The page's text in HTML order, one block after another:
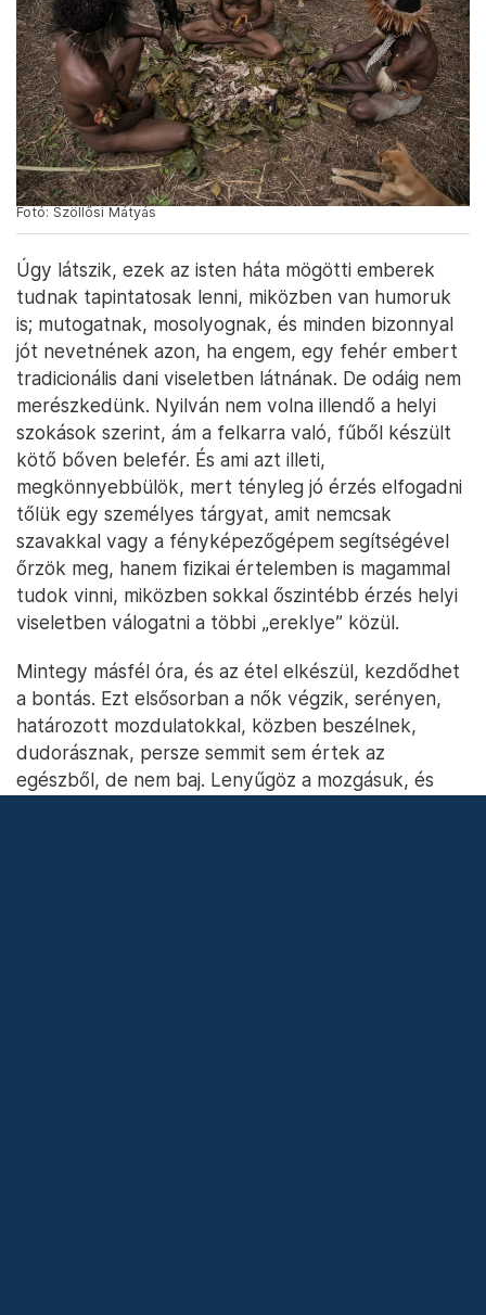
kezében van egy, a hagyományos dani viselethez
tartozó felkarkötő, amit minden bizonnyal szeretne
rám adni. A következő gondolatom érthetően az,
hogy talán a gatyámtól is meg kell szabadulnom
mindjárt, merthogy a pénisztokot is rám akarják
húzni, de szerencsére ilyen nem történik végül.
Fotó: Szöllősi Mátyás
Úgy látszik, ezek az isten háta mögötti emberek
tudnak tapintatosak lenni, miközben van humoruk
is; mutogatnak, mosolyognak, és minden bizonnyal
tradicionális dani viseletben látnának. De odáig nem
merészkedünk. Nyilván nem volna illendő a helyi
szokások szerint, ám a felkarra való, fűből készült
kötő bőven belefér. És ami azt illeti,
megkönnyebbülök, mert tényleg jó érzés elfogadni